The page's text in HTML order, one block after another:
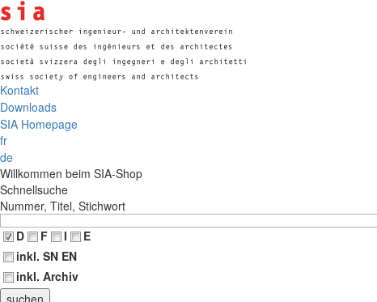
Kontakt
Downloads
SIA Homepage
fr
de
Willkommen beim SIA-Shop
Schnellsuche
Nummer, Titel, Stichwort
D
F I
E
inkl. SN EN
inkl. Archiv